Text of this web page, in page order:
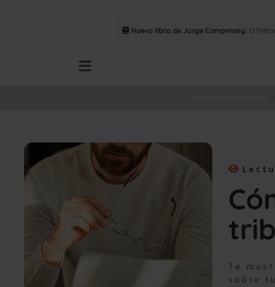
Nuevo libro de Jorge Campmany: El
Te
sobre